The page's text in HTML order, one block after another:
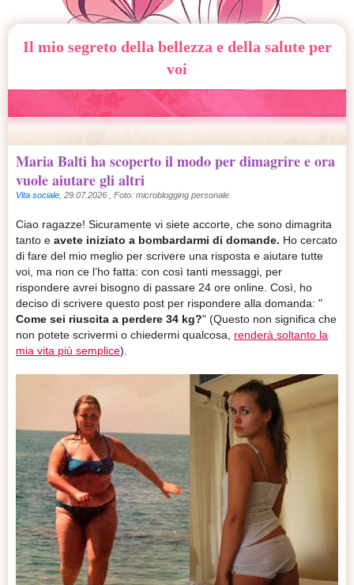
Il mio segreto della bellezza e della salute per
voi
Maria Balti ha scoperto il modo per dimagrire e ora
vuole aiutare gli altri
Vita sociale 29.07.2026 , Foto: microblogging personale.
Ciao ragazze! Sicuramente vi siete accorte, che sono dimagrita
tanto e avete iniziato a bombardarmi di domande. Ho cercato
di fare del mio meglio per scrivere una risposta e aiutare tutte
voi, ma non ce l’ho fatta: con così tanti messaggi, per
rispondere avrei bisogno di passare 24 ore online. Così, ho
deciso di scrivere questo post per rispondere alla domanda: "
Come sei riuscita a perdere 34 kg?" (Questo non significa che
non potete scrivermi o chiedermi qualcosa, renderà soltanto la
mia vita più semplice).